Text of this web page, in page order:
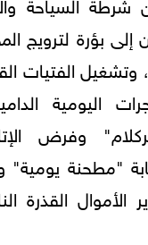
إلى بؤرة لترويج
الفتيات
اليومية
وفرض
"مطحنة يومية"
الأموال القذرة